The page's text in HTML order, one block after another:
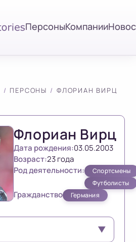
ПерсоныКомпании
ПЕРСОНЫ ФЛОРИАН ВИРЦ
Флориан Вирц
Дата рождения:03.05.2003
Возраст:23 года
Род деятельности:
Спортсмены
Футболисты
Гражданство Германия
▼